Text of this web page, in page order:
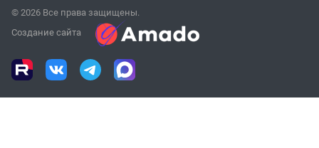
© 2026 Все права защищены.
Создание сайта